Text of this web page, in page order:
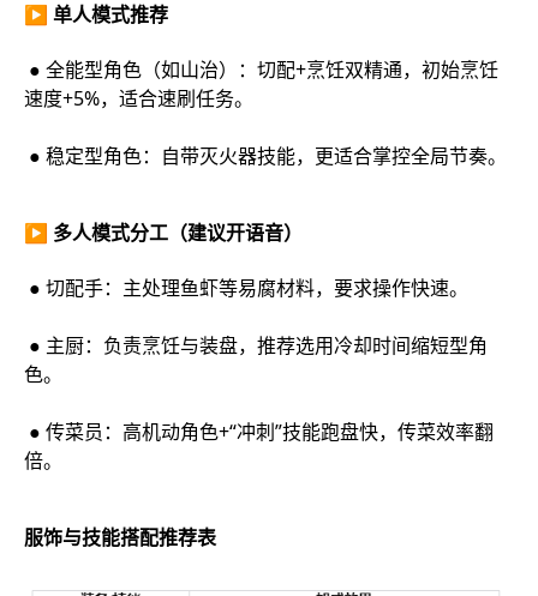
▶ 单人模式推荐
● 全能型角色（如山治）：切配+烹饪双精通，初始烹饪
速度+5%，适合速刷任务。
● 稳定型角色：自带灭火器技能，更适合掌控全局节奏。
▶ 多人模式分工（建议开语音）
● 切配手：主处理鱼虾等易腐材料，要求操作快速。
● 主厨：负责烹饪与装盘，推荐选用冷却时间缩短型角
色。
● 传菜员：高机动角色+“冲刺”技能跑盘快，传菜效率翻
倍。
服饰与技能搭配推荐表